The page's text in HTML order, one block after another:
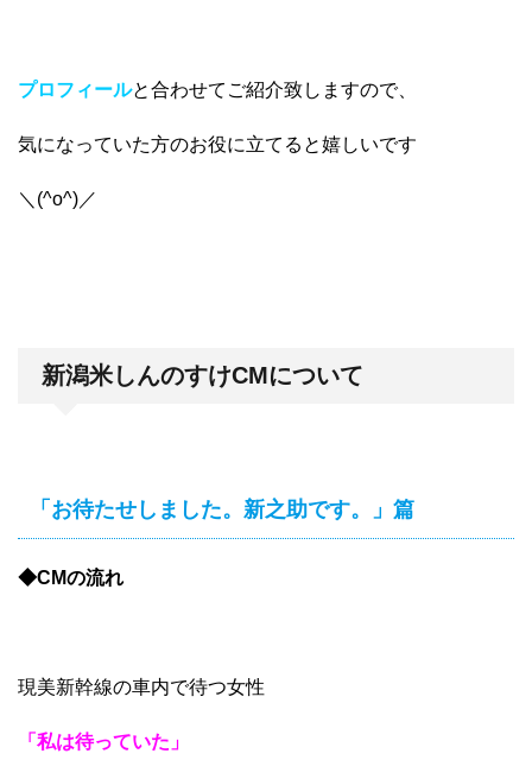
プロフィールと合わせてご紹介致しますので、
気になっていた方のお役に立てると嬉しいです
＼(^o^)／
新潟米しんのすけCMについて
「お待たせしました。新之助です。」篇
◆CMの流れ
現美新幹線の車内で待つ女性
「私は待っていた」